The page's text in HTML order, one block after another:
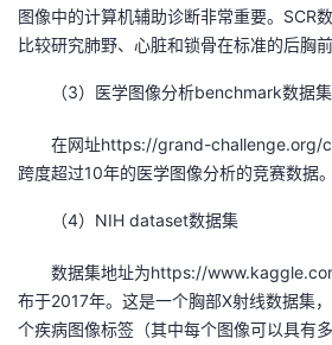
图像中的计算机辅助诊断非常重要。SCR
比较研究肺野、心脏和锁骨在标准的后胸
（3）医学图像分析benchmark数据集
在网址https://grand-challenge.org/
跨度超过10年的医学图像分析的竞赛数据。
（4）NIH dataset数据集
数据集地址为https://
布于2017年。这是一个胸部X射线数据集
个疾病图像标签（其中每个图像可以具有